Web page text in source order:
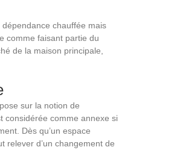
chauffée mais
comme faisant partie du
de la maison principale,
sur la notion de
considérée comme annexe si
Dès qu’un espace
relever d’un changement de